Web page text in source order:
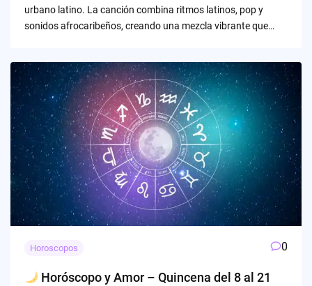
urbano latino. La canción combina ritmos latinos, pop y
sonidos afrocaribeños, creando una mezcla vibrante que…
Horoscopos 0
Horóscopo y Amor – Quincena del 8 al 21